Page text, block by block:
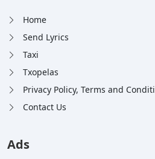
Home
Send Lyrics
Taxi
Txopelas
Privacy Policy, Terms and
Contact Us
Ads